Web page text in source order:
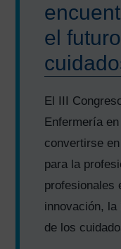
el
El III
Enfermería
convertirse
para la
profesionales
innovación,
de los